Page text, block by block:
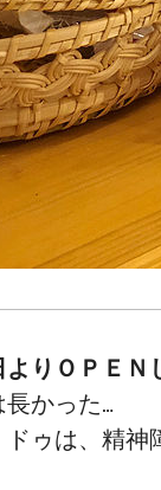
りＯＰＥＮ
かった…
ゥは、精神